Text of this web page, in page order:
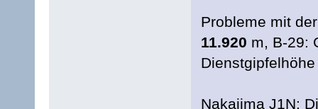
Probleme mit
11.920 m, B-29:
Nakajima J1N: